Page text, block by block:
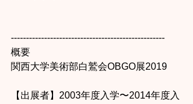
---------------------------------------------------
概要
関西大学美術部白鷲会OBGO展2019
【出展者】2003年度入学〜2014年度入